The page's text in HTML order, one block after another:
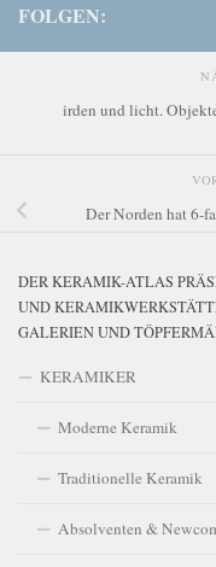
FOLGEN:
irden und licht.
Der Norden hat 6-
DER KERAMIK-ATLAS
UND
GALERIEN UND
KERAMIKER
Moderne Keramik
Traditionelle Keramik
Absolventen &